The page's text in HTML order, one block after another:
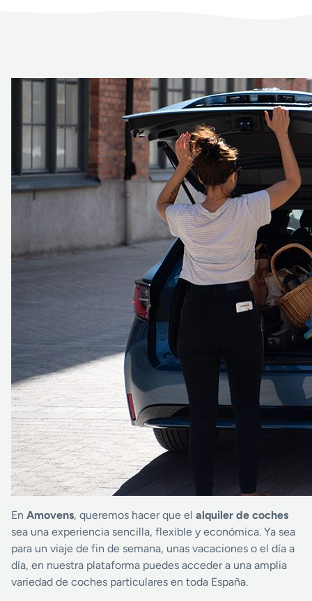
En Amovens, queremos hacer que el alquiler de coches
sea una experiencia sencilla, flexible y económica. Ya sea
para un viaje de fin de semana, unas vacaciones o el día a
día, en nuestra plataforma puedes acceder a una amplia
variedad de coches particulares en toda España.